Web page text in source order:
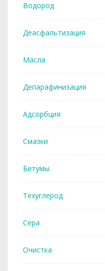
Водород
Деасфальтизация
Масла
Депарафинизация
Адсорбция
Смазки
Битумы
Техуглерод
Сера
Очистка